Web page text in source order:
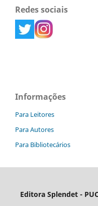
Redes sociais
Informações
Para Leitores
Para Autores
Para Bibliotecários
Editora Splendet -